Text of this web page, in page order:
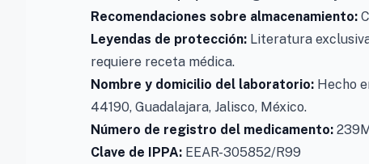
Recomendaciones sobre almacenamiento:
Leyendas de protección: Literatura
requiere receta médica.
Nombre y domicilio del laboratorio: Hecho
44190, Guadalajara, Jalisco, México.
Número de registro del medicamento:
Clave de IPPA: EEAR-305852/R99